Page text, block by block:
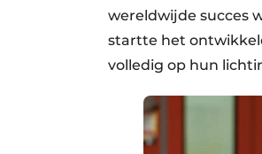
wereldwijde succes
startte het
volledig op hun